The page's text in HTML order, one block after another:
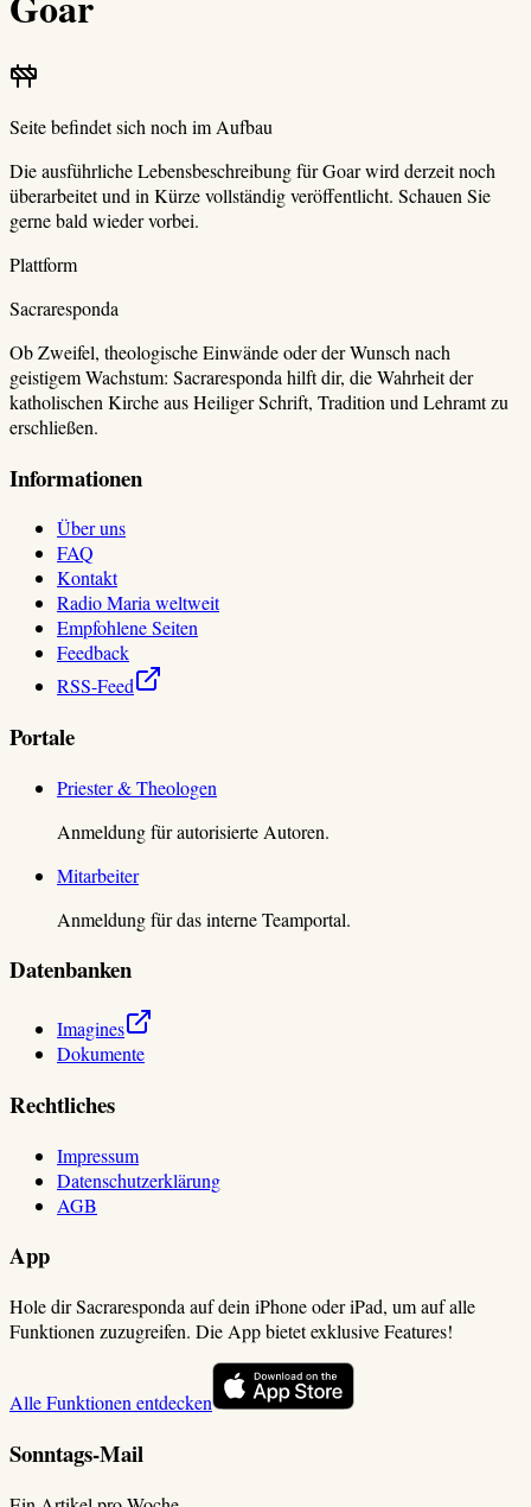
Seite befindet sich noch im Aufbau
Die ausführliche Lebensbeschreibung fürGoarwird derzeit noch
überarbeitet und in Kürze vollständig veröffentlicht. Schauen Sie
gerne bald wieder vorbei.
Plattform
Sacraresponda
Ob Zweifel, theologische Einwände oder der Wunsch nach
geistigem Wachstum: Sacraresponda hilft dir, die Wahrheit der
katholischen Kirche aus Heiliger Schrift, Tradition und Lehramt zu
erschließen.
Informationen
Über uns
FAQ
Kontakt
Radio Maria weltweit
Empfohlene Seiten
Feedback
RSS-Feed
Portale
Priester & Theologen
Anmeldung für autorisierte Autoren.
Mitarbeiter
Anmeldung für das interne Teamportal.
Datenbanken
Imagines
Dokumente
Rechtliches
Impressum
Datenschutzerklärung
AGB
App
Hole dir Sacraresponda auf dein iPhone oder iPad, um auf alle
Funktionen zuzugreifen. Die App bietet exklusive Features!
Alle Funktionen entdecken
Sonntags-Mail